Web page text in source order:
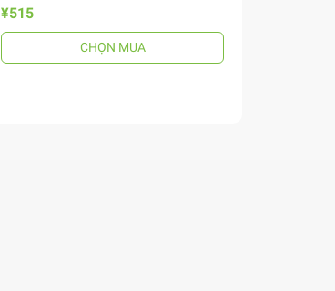
¥515
CHỌN MUA